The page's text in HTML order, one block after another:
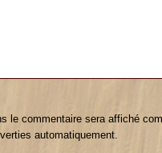
le commentaire sera affiché
automatiquement.